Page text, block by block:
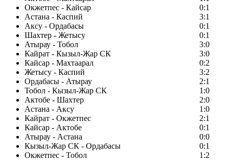
Окжетпес - Кайсар
0:1
Астана - Каспий
3:1
Аксу - Ордабасы
0:1
Шахтер - Жетысу
0:1
Атырау - Тобол
3:0
Кайрат - Кызыл-Жар СК
3:0
Кайсар - Махтаарал
0:2
Жетысу - Каспий
3:2
Ордабасы - Атырау
2:1
Тобол - Кызыл-Жар СК
1:0
Актобе - Шахтер
2:0
Астана - Аксу
1:0
Кайрат - Окжетпес
2:1
Кайсар - Актобе
0:1
Атырау - Астана
0:0
Кызыл-Жар СК - Ордабасы
0:1
Окжетпес - Тобол
1:2